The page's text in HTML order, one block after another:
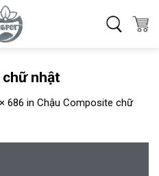
nhật
686 in Chậu Composite chữ